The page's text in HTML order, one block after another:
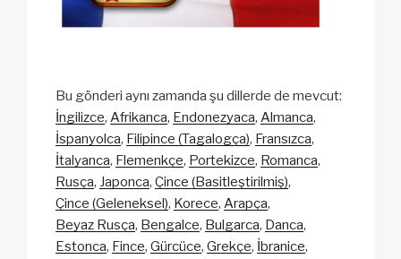
Bu gönderi aynı zamanda şu dillerde de mevcut:
İngilizce Afrikanca Endonezyaca Almanca
İspanyolca Filipince (Tagalogça) Fransızca
İtalyanca Flemenkçe Portekizce Romanca
Rusça Japonca Çince (Basitleştirilmiş)
Çince (Geleneksel) Korece Arapça
Beyaz Rusça Bengalce Bulgarca Danca
Estonca Fince Gürcüce Grekçe İbranice